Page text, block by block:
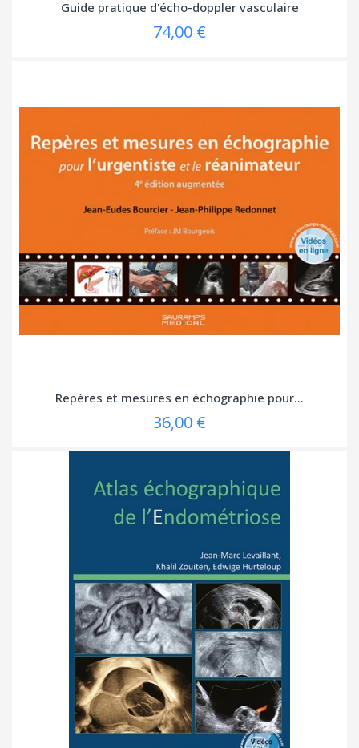
Guide pratique d'écho-doppler vasculaire
74,00 €
Repères et mesures en échographie pour...
36,00 €